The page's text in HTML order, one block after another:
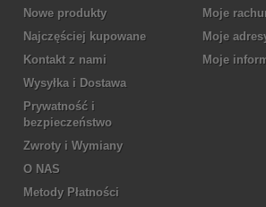
Nowe produkty
Najczęściej kupowane
Kontakt z nami
Wysyłka i Dostawa
Prywatność i
bezpieczeństwo
Zwroty i Wymiany
O NAS
Metody Płatności
Moje
Moje
Moje